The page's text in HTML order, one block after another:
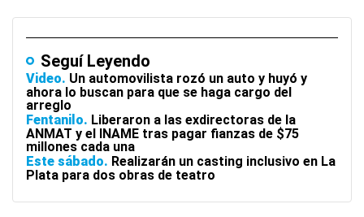
Seguí Leyendo
Video Un automovilista rozó un auto y huyó y
ahora lo buscan para que se haga cargo del
arreglo
Fentanilo Liberaron a las exdirectoras de la
ANMAT y el INAME tras pagar fianzas de $75
millones cada una
Este sábado Realizarán un casting inclusivo en La
Plata para dos obras de teatro